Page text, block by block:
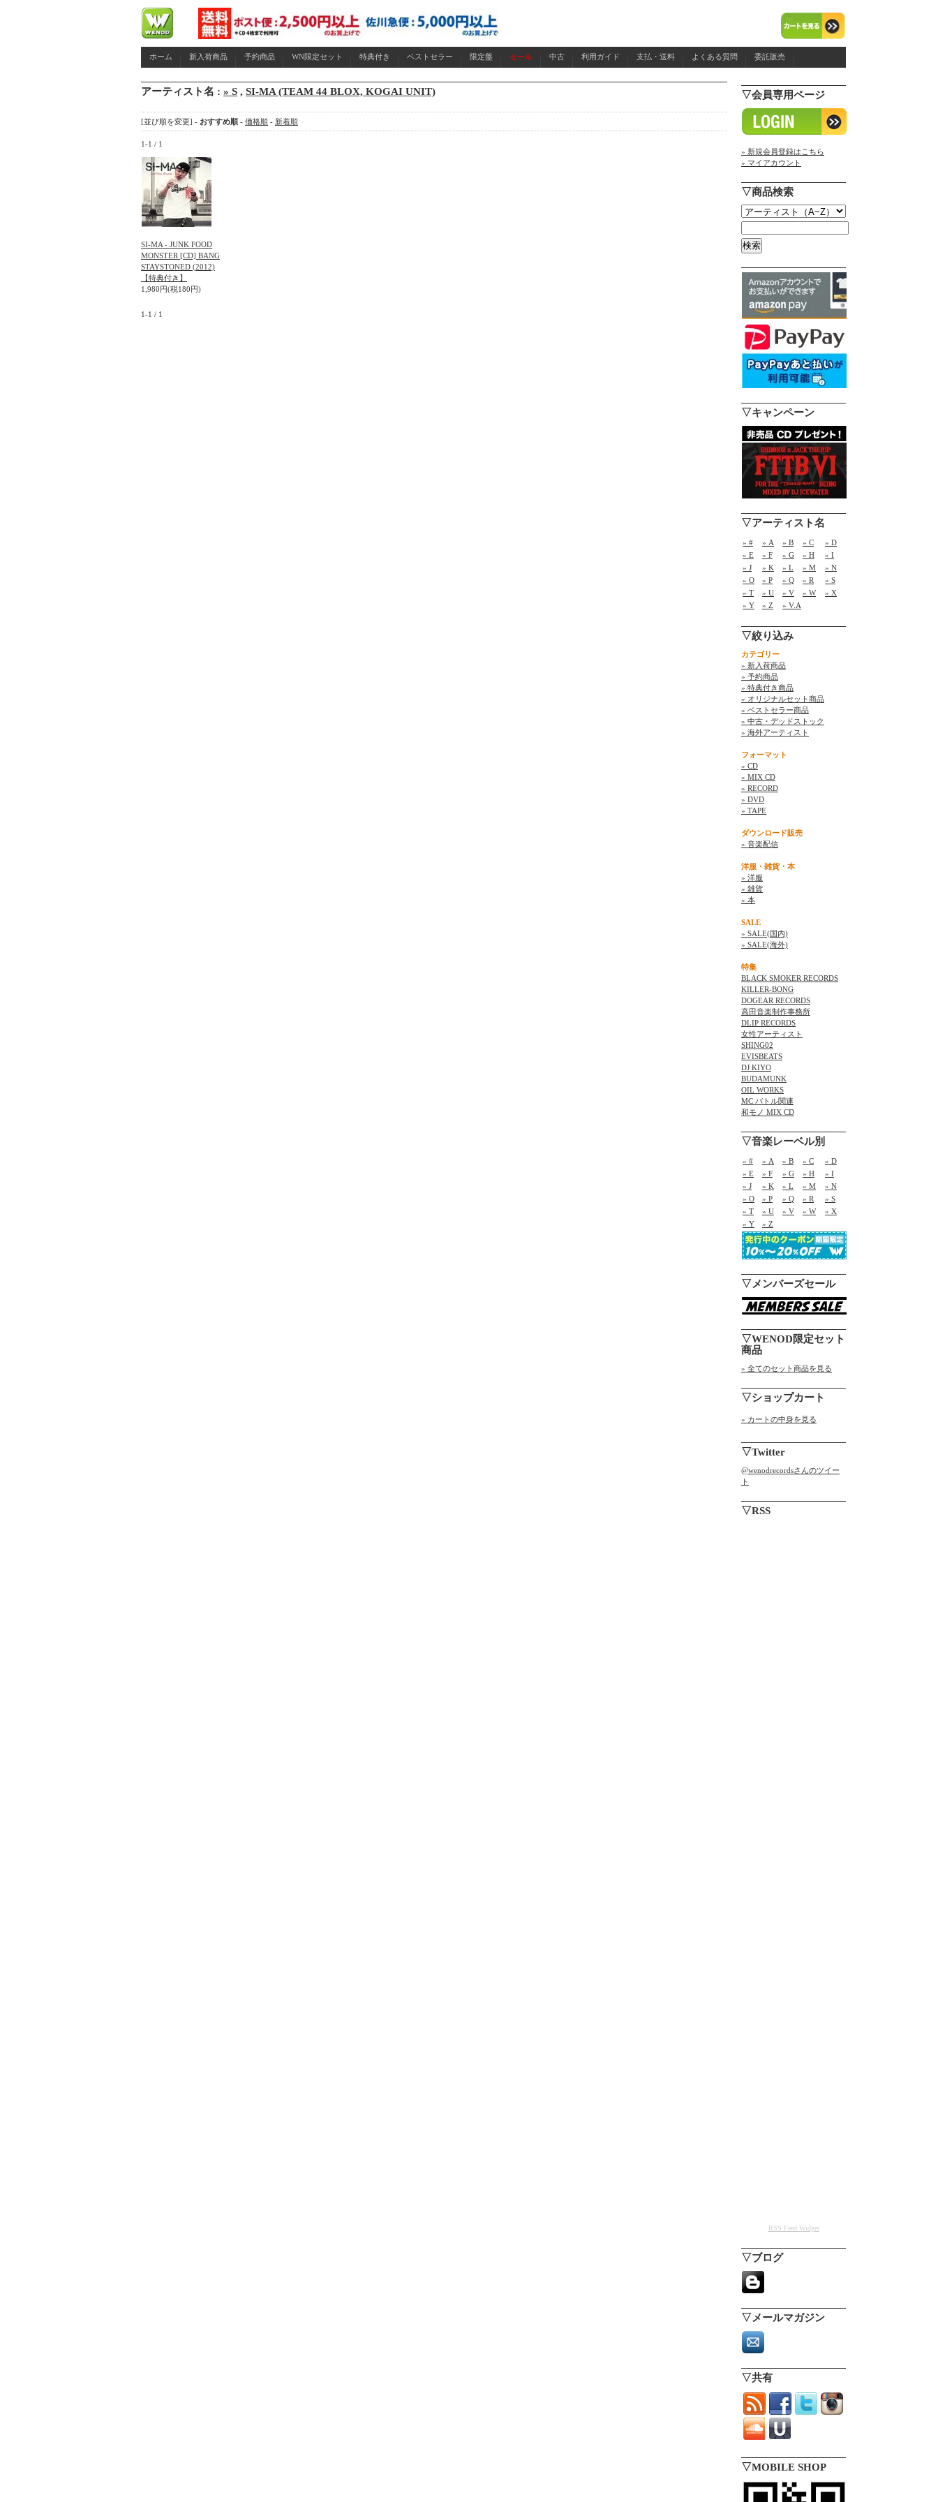
ホーム 新入荷商品 予約商品 WN限定セット 特典付き ベストセラー 限定盤 セール 中古 利用ガイド 支払・送料 よくある質問 委託販売
アーティスト名 : » S , SI-MA (TEAM 44 BLOX, KOGAI UNIT)
[並び順を変更] - おすすめ順 - 価格順 - 新着順
1-1 / 1
SI-MA - JUNK FOOD
MONSTER [CD] BANG
STAYSTONED (2012)
【特典付き】
1,980円(税180円)
1-1 / 1
▽会員専用ページ
» 新規会員登録はこちら
» マイアカウント
▽商品検索
▽キャンペーン
▽アーティスト名
» # » A » B » C
» D
» E
» F » G » H
» I
» J
» K » L » M
» N
» O
» P » Q » R
» S
» T
» U » V » W
» X
» Y
» Z » V.A
▽絞り込み
カテゴリー
» 新入荷商品
» 予約商品
» 特典付き商品
» オリジナルセット商品
» ベストセラー商品
» 中古・デッドストック
» 海外アーティスト
フォーマット
» CD
» MIX CD
» RECORD
» DVD
» TAPE
ダウンロード販売
» 音楽配信
洋服・雑貨・本
» 洋服
» 雑貨
» 本
SALE
» SALE(国内)
» SALE(海外)
特集
BLACK SMOKER RECORDS
KILLER-BONG
DOGEAR RECORDS
高田音楽制作事務所
DLIP RECORDS
女性アーティスト
SHING02
EVISBEATS
DJ KIYO
BUDAMUNK
OIL WORKS
MC バトル関連
和モノ MIX CD
▽音楽レーベル別
» # » A » B » C
» D
» E
» F » G » H
» I
» J
» K » L » M
» N
» O
» P » Q » R
» S
» T
» U » V » W
» X
» Y
» Z
▽メンバーズセール
▽WENOD限定セット
商品
» 全てのセット商品を見る
▽ショップカート
» カートの中身を見る
▽Twitter
@wenodrecordsさんのツイー
ト
▽RSS
RSS Feed Widget
▽ブログ
▽メールマガジン
▽共有
▽MOBILE SHOP